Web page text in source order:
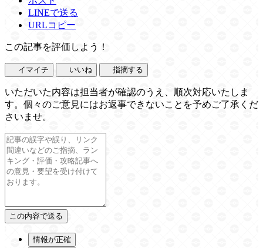
LINEで送る
URLコピー
この記事を評価しよう！
イマイチ いいね 指摘する
いただいた内容は担当者が確認のうえ、順次対応いたしま
す。個々のご意見にはお返事できないことを予めご了承くだ
さいませ。
情報が正確